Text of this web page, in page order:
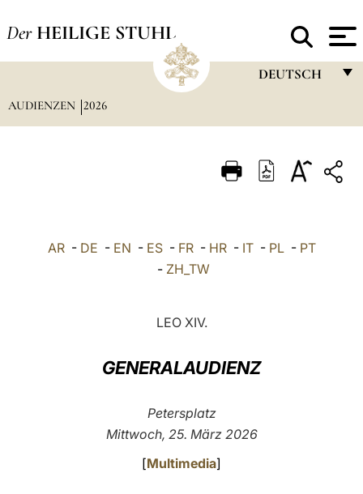
Der HEILIGE STUHL
DEUTSCH
ITALIANO
中文
AUDIENZEN 2026
AR- DE - EN - ES- FR- HR- IT- PL- PT
- ZH_TW
LEO XIV.
GENERALAUDIENZ
Petersplatz
Mittwoch, 25. März 2026
[Multimedia]